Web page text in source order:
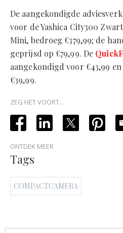
De aangekondigde
voor de Yashica City300
Mini, bedroeg €379,99; de
geprijsd op €79,99. De
aangekondigd voor €43,99 en
€39,99.
ZEG HET VOORT...
ONTDEK MEER
Tags
COMPACTCAMERA